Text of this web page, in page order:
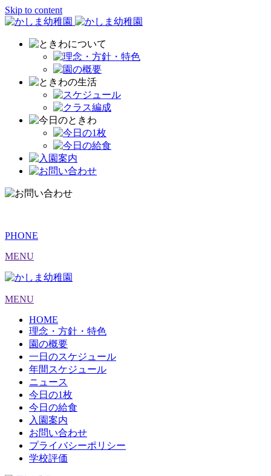
Skip to content
PHONE
MENU
MENU
HOME
理念・方針・特色
園の概要
一日のスケジュール
年間スケジュール
ニュース
今日の1枚
今日の給食
入園案内
お問い合わせ
プライバシーポリシー
学校評価